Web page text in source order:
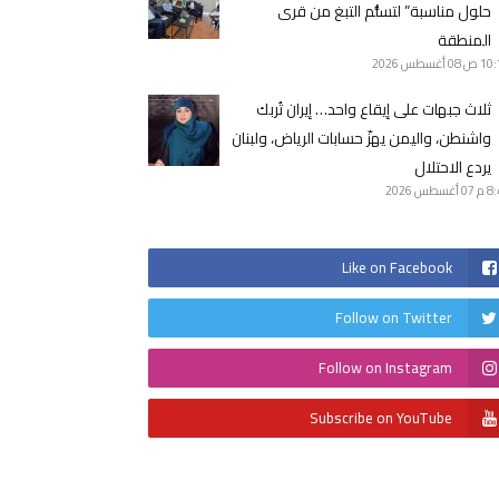
حلول مناسبة” لتسلُّم التبغ من قرى
المنطقة
ص 08 أغسطس 2026
ثلاث جبهات على إيقاع واحد… إيران تُربك
واشنطن، واليمن يهزّ حسابات الرياض، ولبنان
يردع الاحتلال
م 07 أغسطس 2026
Like on Facebook
Follow on Twitter
Follow on Instagram
Subscribe on YouTube